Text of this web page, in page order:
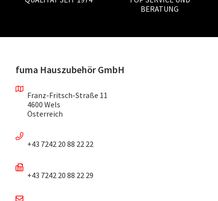
BERATUNG
fuma Hauszubehör GmbH
Franz-Fritsch-Straße 11
4600 Wels
Österreich
+43 7242 20 88 22 22
+43 7242 20 88 22 29